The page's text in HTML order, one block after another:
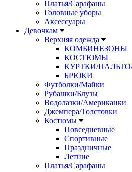
Платья/Сарафаны
Головные уборы
Аксессуары
Девочкам
Верхняя одежда
КОМБИНЕЗОНЫ
КОСТЮМЫ
КУРТКИ/
БРЮКИ
Футболки/Майки
Рубашки/Блузы
Водолазки/Американки
Джемпера/Толстовки
Костюмы
Повседневные
Спортивные
Праздничные
Летние
Платья/Сарафаны